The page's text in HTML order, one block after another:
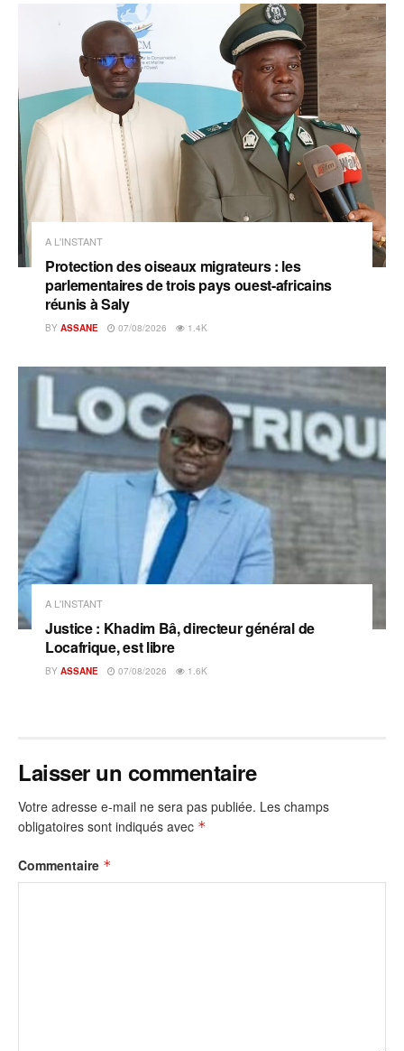
A L'INSTANT
Protection des oiseaux migrateurs : les
parlementaires de trois pays ouest-africains
réunis à Saly
BY ASSANE 07/08/2026 1.4K
A L'INSTANT
Justice : Khadim Bâ, directeur général de
Locafrique, est libre
BY ASSANE 07/08/2026 1.6K
Laisser un commentaire
Votre adresse e-mail ne sera pas publiée. Les champs
obligatoires sont indiqués avec *
Commentaire *